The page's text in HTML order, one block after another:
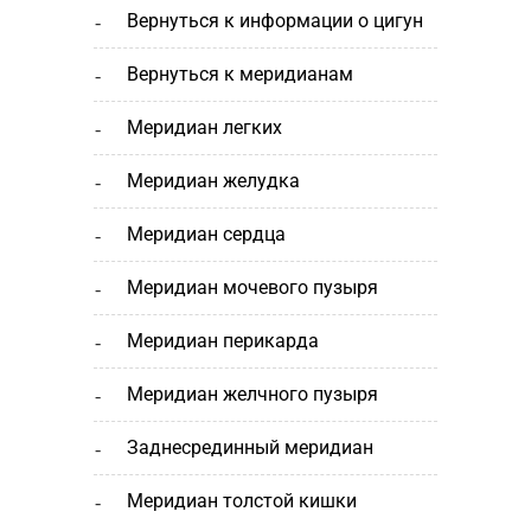
вернуться к информации о цигун
вернуться к меридианам
меридиан легких
меридиан желудка
меридиан сердца
меридиан мочевого пузыря
меридиан перикарда
меридиан желчного пузыря
заднесрединный меридиан
меридиан толстой кишки